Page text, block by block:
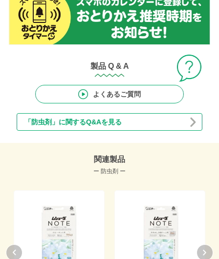
製品 Q & A
よくあるご質問
「防虫剤」に関するQ&Aを見る
関連製品
ー 防虫剤 ー